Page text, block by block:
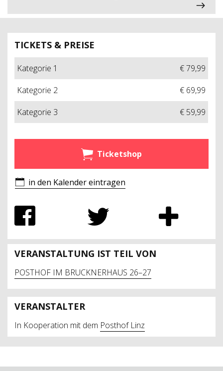
TICKETS & PREISE
Kategorie 1
€ 79,99
Kategorie 2
€ 69,99
Kategorie 3
€ 59,99
Ticketshop
in den Kalender eintragen
VERANSTALTUNG IST TEIL VON
POSTHOF IM BRUCKNERHAUS 26–27
VERANSTALTER
In Kooperation mit dem Posthof Linz